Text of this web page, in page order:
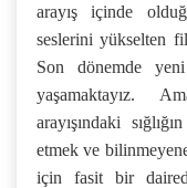
arayış içinde
seslerini yükselten
Son dönemde yeni
yaşamaktayız.
arayışındaki
etmek ve
için fasit bir